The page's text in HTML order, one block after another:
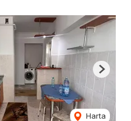
Harta
Next